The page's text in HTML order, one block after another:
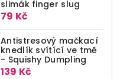
slimák finger slug
79 Kč
Antistresový mačkací
knedlík svítící ve tmě
- Squishy Dumpling
139 Kč